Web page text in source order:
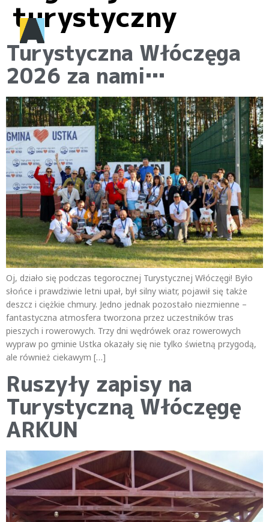
turystyczny
Turystyczna Włóczęga
2026 za nami…
Oj, działo się podczas tegorocznej Turystycznej Włóczęgi! Było
słońce i prawdziwie letni upał, był silny wiatr, pojawił się także
deszcz i ciężkie chmury. Jedno jednak pozostało niezmienne –
fantastyczna atmosfera tworzona przez uczestników tras
pieszych i rowerowych. Trzy dni wędrówek oraz rowerowych
wypraw po gminie Ustka okazały się nie tylko świetną przygodą,
ale również ciekawym […]
Ruszyły zapisy na
Turystyczną Włóczęgę
ARKUN